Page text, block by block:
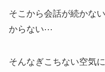
そこから会話が続かな
からない⋯
そんなぎこちない空気